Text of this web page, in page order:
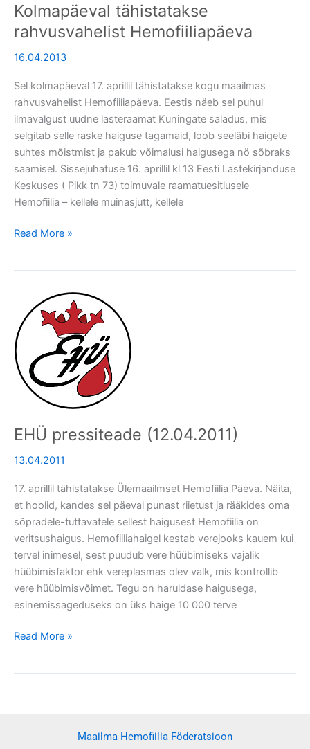
Kolmapäeval tähistatakse
rahvusvahelist Hemofiiliapäeva
16.04.2013
Sel kolmapäeval 17. aprillil tähistatakse kogu maailmas
rahvusvahelist Hemofiiliapäeva. Eestis näeb sel puhul
ilmavalgust uudne lasteraamat Kuningate saladus, mis
selgitab selle raske haiguse tagamaid, loob seeläbi haigete
suhtes mõistmist ja pakub võimalusi haigusega nö sõbraks
saamisel. Sissejuhatuse 16. aprillil kl 13 Eesti Lastekirjanduse
Keskuses ( Pikk tn 73) toimuvale raamatuesitlusele
Hemofiilia – kellele muinasjutt, kellele
Read More »
EHÜ pressiteade (12.04.2011)
13.04.2011
17. aprillil tähistatakse Ülemaailmset Hemofiilia Päeva. Näita,
et hoolid, kandes sel päeval punast riietust ja rääkides oma
sõpradele-tuttavatele sellest haigusest Hemofiilia on
veritsushaigus. Hemofiiliahaigel kestab verejooks kauem kui
tervel inimesel, sest puudub vere hüübimiseks vajalik
hüübimisfaktor ehk vereplasmas olev valk, mis kontrollib
vere hüübimisvõimet. Tegu on haruldase haigusega,
esinemissageduseks on üks haige 10 000 terve
pressiteade
(12.04.2011)
Read More »
Maailma Hemofiilia Föderatsioon